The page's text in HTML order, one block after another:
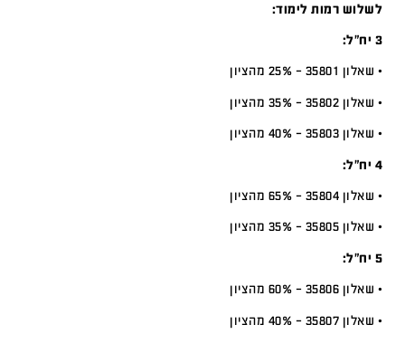
לשלוש רמות לימוד:
3 יח”ל:
• שאלון 35801 – 25% מהציון
• שאלון 35802 – 35% מהציון
• שאלון 35803 – 40% מהציון
4 יח”ל:
• שאלון 35804 – 65% מהציון
• שאלון 35805 – 35% מהציון
5 יח”ל:
• שאלון 35806 – 60% מהציון
• שאלון 35807 – 40% מהציון